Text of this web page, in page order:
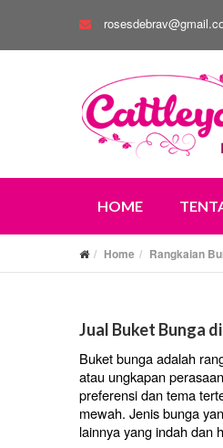
HOME
Home Rangkaian
Jual Buket Bunga
Buket bunga adalah
atau ungkapan
preferensi dan tema
mewah. Jenis bunga
lainnya yang indah dan